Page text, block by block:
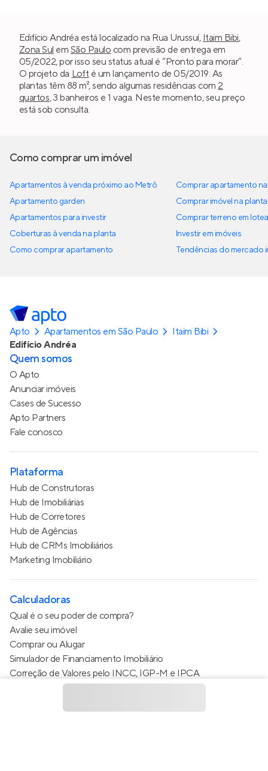
Edifício Andréa está localizado na Rua Urussuí, Itaim Bibi,
Zona Sul em São Paulo com previsão de entrega em
05/2022, por isso seu status atual é “Pronto para morar”.
O projeto da Lofté um lançamento de 05/2019. As
plantas têm 88 m², sendo algumas residências com 2
quartos, 3 banheiros e 1 vaga. Neste momento, seu preço
está sob consulta.
Como comprar um imóvel
Apartamentos à venda próximo ao Metrô
Apartamento garden
Apartamentos para investir
Coberturas à venda na planta
Como comprar apartamento
Comprar apartamento
Comprar imóvel na planta
Comprar terreno em
Investir em imóveis
Tendências do mercado
Apto Apartamentos em São Paulo
Itaim Bibi
Edifício Andréa
Quem somos
O Apto
Anunciar imóveis
Cases de Sucesso
Apto Partners
Fale conosco
Plataforma
Hub de Construtoras
Hub de Imobiliárias
Hub de Corretores
Hub de Agências
Hub de CRMs Imobiliários
Marketing Imobiliário
Calculadoras
Qual é o seu poder de compra?
Avalie seu imóvel
Comprar ou Alugar
Simulador de Financiamento Imobiliário
Correção de Valores pelo INCC, IGP-M e IPCA
Estimativa de valor do condomínio